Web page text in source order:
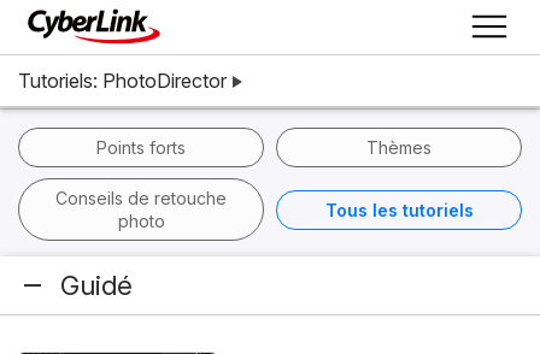
Tutoriels: PhotoDirector
Points forts Thèmes
Conseils de retouche
photo
Tous les tutoriels
Guidé